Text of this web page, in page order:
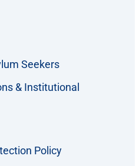
Seekers
& Institutional
Policy